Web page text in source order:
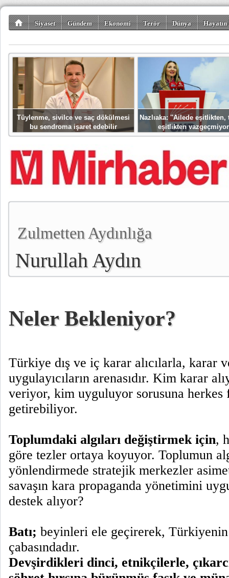
Siyaset Gündem Ekonomi Terör Dünya
Tüylenme, sivilce ve saç dökülmesi
bu sendroma işaret edebilir
Nazlıaka: ''Ailede eşitlikten,
eşitlikten
Zulmetten Aydınlığa
Nurullah Aydın
Neler Bekleniyor?
Türkiye dış ve iç karar alıcılarla, karar
uygulayıcıların arenasıdır. Kim karar
veriyor, kim uyguluyor sorusuna herkes
getirebiliyor.
Toplumdaki algıları değiştirmek için,
göre tezler ortaya koyuyor. Toplumun
yönlendirmede stratejik merkezler
savaşın kara propaganda yönetimini
destek alıyor?
Batı; beyinleri ele geçirerek,
çabasındadır.
Devşirdikleri dinci, etnikçilerle,